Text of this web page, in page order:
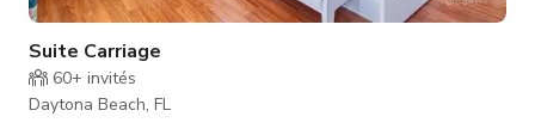
Suite Carriage
60+ invités
Daytona Beach, FL